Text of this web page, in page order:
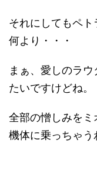
それにしてもペ
何より・・・
まぁ、愛しのラ
たいですけどね。
全部の憎しみを
機体に乗っちゃう